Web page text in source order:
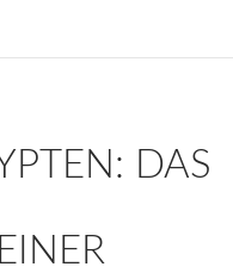
DAS